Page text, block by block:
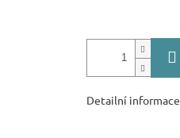
Detailní informace